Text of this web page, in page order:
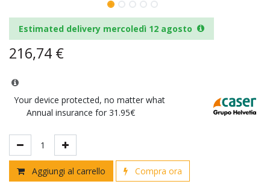
Estimated delivery mercoledì 12 agosto
216,74 €
Your device protected, no matter what
Annual insurance for 31.95€
Aggiungi al carrello Compra ora